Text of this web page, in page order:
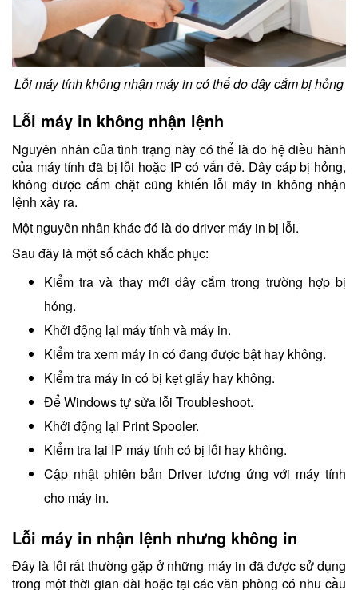
Lỗi máy tính không nhận máy in có thể do dây cắm bị hỏng
Lỗi máy in không nhận lệnh
Nguyên nhân của tình trạng này có thể là do hệ điều hành
của máy tính đã bị lỗi hoặc IP có vấn đề. Dây cáp bị hỏng,
không được cắm chặt cũng khiến lỗi máy in không nhận
lệnh xảy ra.
Một nguyên nhân khác đó là do driver máy in bị lỗi.
Sau đây là một số cách khắc phục:
Kiểm tra và thay mới dây cắm trong trường hợp bị
hỏng.
Khởi động lại máy tính và máy in.
Kiểm tra xem máy in có đang được bật hay không.
Kiểm tra máy in có bị kẹt giấy hay không.
Để Windows tự sửa lỗi Troubleshoot.
Khởi động lại Print Spooler.
Kiểm tra lại IP máy tính có bị lỗi hay không.
Cập nhật phiên bản Driver tương ứng với máy tính
cho máy in.
Lỗi máy in nhận lệnh nhưng không in
Đây là lỗi rất thường gặp ở những máy in đã được sử dụng
trong một thời gian dài hoặc tại các văn phòng có nhu cầu